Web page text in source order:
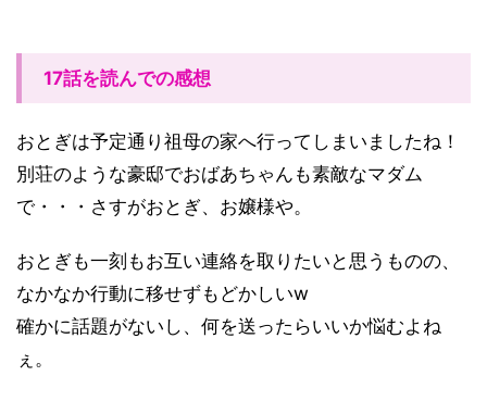
17話を読んでの感想
おとぎは予定通り祖母の家へ行ってしまいましたね！
別荘のような豪邸でおばあちゃんも素敵なマダム
で・・・さすがおとぎ、お嬢様や。
おとぎも一刻もお互い連絡を取りたいと思うものの、
なかなか行動に移せずもどかしいw
確かに話題がないし、何を送ったらいいか悩むよね
ぇ。